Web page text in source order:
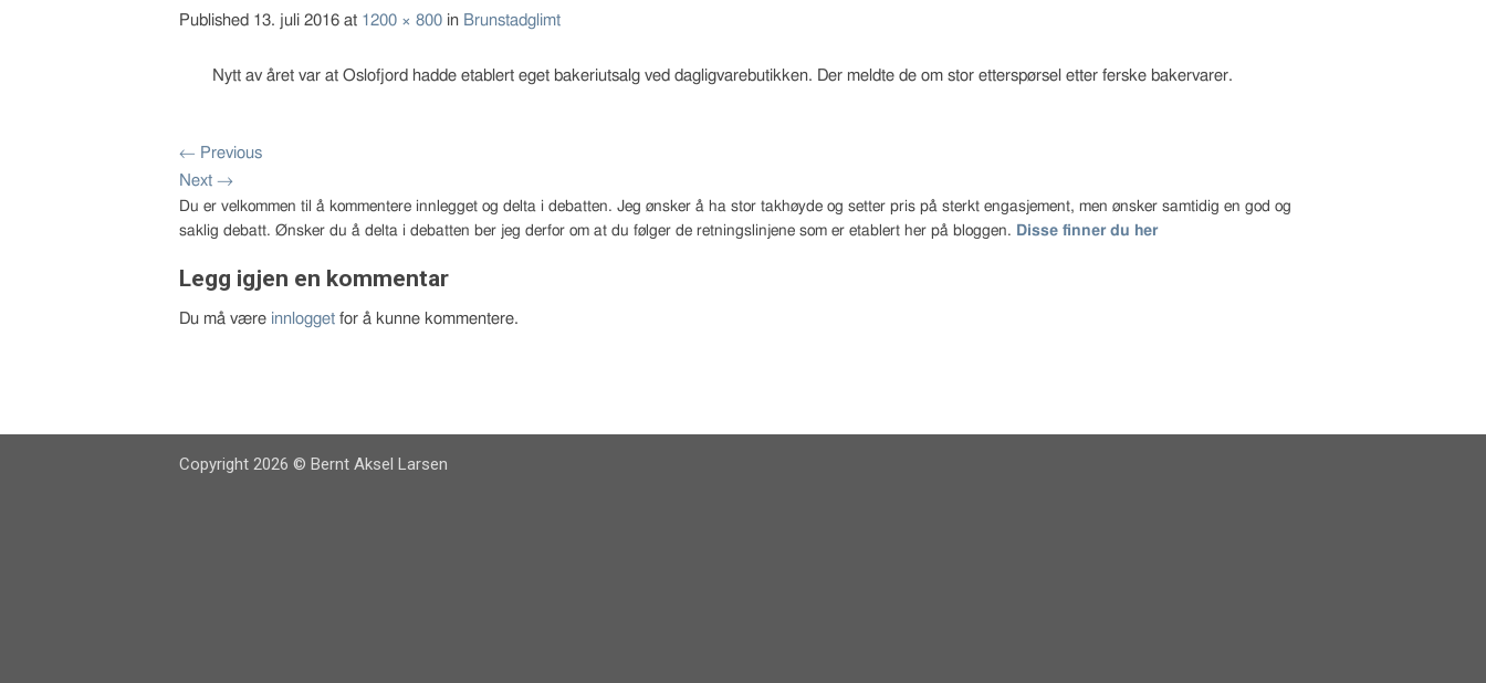
Published 13. juli 2016 at 1200 × 800 in Brunstadglimt
Nytt av året var at Oslofjord hadde etablert eget bakeriutsalg ved dagligvarebutikken. Der meldte de om stor etterspørsel etter ferske bakervarer.
← Previous
Next →
Du er velkommen til å kommentere innlegget og delta i debatten. Jeg ønsker å ha stor takhøyde og setter pris på sterkt engasjement, men ønsker samtidig en god og
saklig debatt. Ønsker du å delta i debatten ber jeg derfor om at du følger de retningslinjene som er etablert her på bloggen. Disse finner du her
Legg igjen en kommentar
Du må være innlogget for å kunne kommentere.
Copyright 2026 © Bernt Aksel Larsen